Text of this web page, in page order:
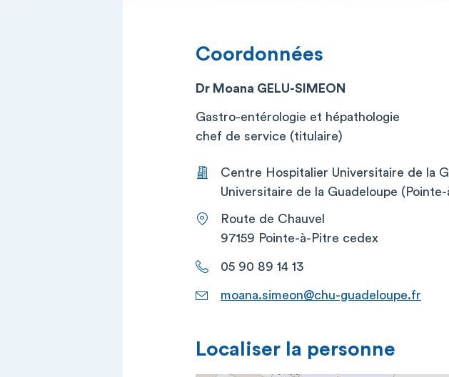
Coordonnées
Dr Moana GELU-SIMEON
Gastro-entérologie et hépathologie
chef de service (titulaire)
Centre Hospitalier Universitaire de la
Universitaire de la Guadeloupe
Route de Chauvel
97159 Pointe-à-Pitre cedex
05 90 89 14 13
moana.simeon@chu-guadeloupe.fr
Localiser la personne